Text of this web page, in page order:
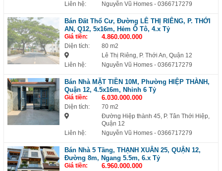
Liên hệ:
Nguyễn Vũ Homes - 0366717279
Bán Đất Thổ Cư, Đường LÊ THỊ RIÊNG, P. THỚI
AN, Q12, 5x16m, Hẻm Ô Tô, 4.x Tỷ
Giá tiền: 4.860.000.000
Diện tích:
80 m2
Lê Thị Riêng, P. Thới An, Quận 12
Liên hệ:
Nguyễn Vũ Homes - 0366717279
Bán Nhà MẶT TIỀN 10M, Phường HIỆP THÀNH,
Quận 12, 4.5x16m, Nhỉnh 6 Tỷ
Giá tiền: 6.030.000.000
Diện tích:
70 m2
Đường Hiệp thành 45, P. Tân Thới Hiệp,
Quận 12
Liên hệ:
Nguyễn Vũ Homes - 0366717279
Bán Nhà 5 Tầng, THẠNH XUÂN 25, QUẬN 12,
Đường 8m, Ngang 5.5m, 6.x Tỷ
Giá tiền: 6.960.000.000